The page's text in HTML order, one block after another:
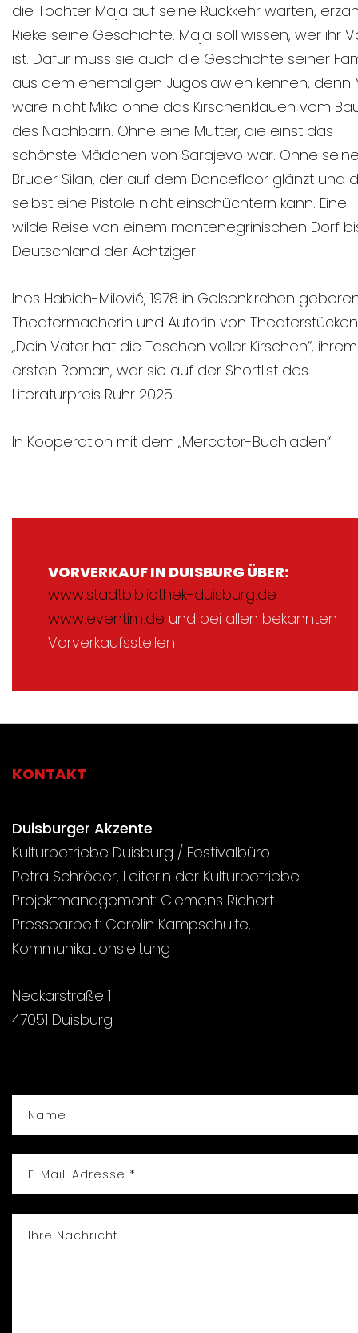
die Tochter Maja auf seine Rückkehr warten,
Rieke seine Geschichte. Maja soll wissen, wer ihr
ist. Dafür muss sie auch die Geschichte seiner
aus dem ehemaligen Jugoslawien kennen, denn
wäre nicht Miko ohne das Kirschenklauen vom
des Nachbarn. Ohne eine Mutter, die einst das
schönste Mädchen von Sarajevo war. Ohne
Bruder Silan, der auf dem Dancefloor glänzt und
selbst eine Pistole nicht einschüchtern kann. Eine
wilde Reise von einem montenegrinischen Dorf
Deutschland der Achtziger.
Ines Habich-Milović, 1978 in Gelsenkirchen
Theatermacherin und Autorin von
„Dein Vater hat die Taschen voller Kirschen“, ihrem
ersten Roman, war sie auf der Shortlist des
Literaturpreis Ruhr 2025.
In Kooperation mit dem „Mercator-Buchladen“.
VORVERKAUF IN DUISBURG ÜBER:
www.stadtbibliothek-duisburg.de
www.eventim.de und bei allen bekannten
Vorverkaufsstellen
KONTAKT
Duisburger Akzente
Kulturbetriebe Duisburg / Festivalbüro
Petra Schröder, Leiterin der Kulturbetriebe
Projektmanagement: Clemens Richert
Pressearbeit: Carolin Kampschulte,
Kommunikationsleitung
Neckarstraße 1
47051 Duisburg